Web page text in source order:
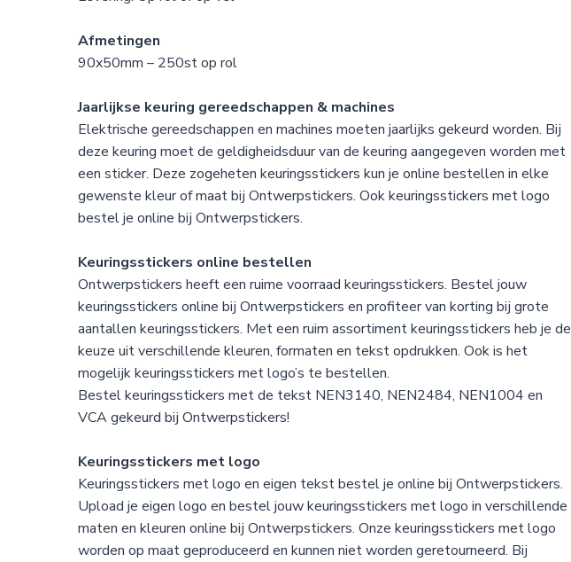
Afmetingen
90x50mm – 250st op rol
Jaarlijkse keuring gereedschappen & machines
Elektrische gereedschappen en machines moeten jaarlijks gekeurd worden. Bij
deze keuring moet de geldigheidsduur van de keuring aangegeven worden met
een sticker. Deze zogeheten keuringsstickers kun je online bestellen in elke
gewenste kleur of maat bij Ontwerpstickers. Ook keuringsstickers met logo
bestel je online bij Ontwerpstickers.
Keuringsstickers online bestellen
Ontwerpstickers heeft een ruime voorraad keuringsstickers. Bestel jouw
keuringsstickers online bij Ontwerpstickers en profiteer van korting bij grote
aantallen keuringsstickers. Met een ruim assortiment keuringsstickers heb je de
keuze uit verschillende kleuren, formaten en tekst opdrukken. Ook is het
mogelijk keuringsstickers met logo’s te bestellen.
Bestel keuringsstickers met de tekst NEN3140, NEN2484, NEN1004 en
VCA gekeurd bij Ontwerpstickers!
Keuringsstickers met logo
Keuringsstickers met logo en eigen tekst bestel je online bij Ontwerpstickers.
Upload je eigen logo en bestel jouw keuringsstickers met logo in verschillende
maten en kleuren online bij Ontwerpstickers. Onze keuringsstickers met logo
worden op maat geproduceerd en kunnen niet worden geretourneerd. Bij